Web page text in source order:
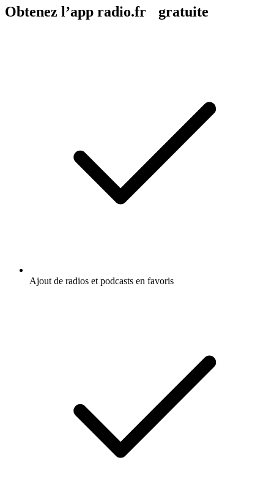
Obtenez l’app radio.fr gratuite
Ajout de radios et podcasts en favoris